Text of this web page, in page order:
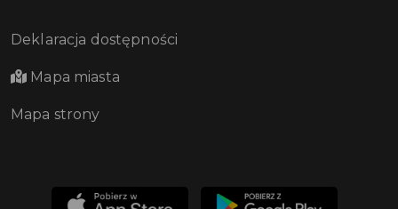
Deklaracja dostępności
Mapa miasta
Mapa strony